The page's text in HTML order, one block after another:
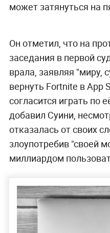
может затянуться на
Он отметил, что на
заседания в первой
врала, заявляя "миру,
вернуть Fortnite в App
согласится играть по
добавил Суини,
отказалась от своих
злоупотребив "своей
миллиардом